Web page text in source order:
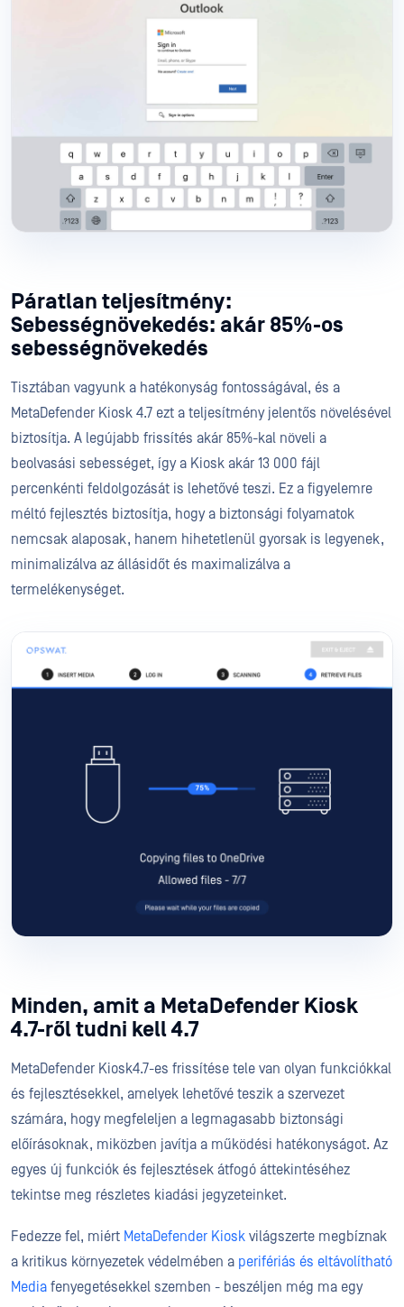
Páratlan teljesítmény:
Sebességnövekedés: akár 85%-os
sebességnövekedés
Tisztában vagyunk a hatékonyság fontosságával, és a
MetaDefender Kiosk 4.7 ezt a teljesítmény jelentős növelésével
biztosítja. A legújabb frissítés akár 85%-kal növeli a
beolvasási sebességet, így a Kiosk akár 13 000 fájl
percenkénti feldolgozását is lehetővé teszi. Ez a figyelemre
méltó fejlesztés biztosítja, hogy a biztonsági folyamatok
nemcsak alaposak, hanem hihetetlenül gyorsak is legyenek,
minimalizálva az állásidőt és maximalizálva a
termelékenységet.
Minden, amit a MetaDefender Kiosk
4.7-ről tudni kell 4.7
MetaDefender Kiosk4.7-es frissítése tele van olyan funkciókkal
és fejlesztésekkel, amelyek lehetővé teszik a szervezet
számára, hogy megfeleljen a legmagasabb biztonsági
előírásoknak, miközben javítja a működési hatékonyságot. Az
egyes új funkciók és fejlesztések átfogó áttekintéséhez
tekintse meg részletes kiadási jegyzeteinket.
Fedezze fel, miért MetaDefender Kiosk világszerte megbíznak
a kritikus környezetek védelmében a perifériás és eltávolítható
Media fenyegetésekkel szemben - beszéljen még ma egy